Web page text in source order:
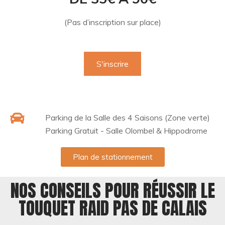
(Pas d’inscription sur place)
S'inscrire
Parking de la Salle des 4 Saisons (Zone verte)
Parking Gratuit - Salle Olombel & Hippodrome
Plan de stationnement
NOS CONSEILS POUR RÉUSSIR LE
TOUQUET RAID PAS DE CALAIS